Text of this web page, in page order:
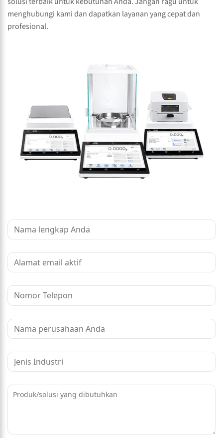
menghubungi kami dan dapatkan layanan yang cepat dan
profesional.